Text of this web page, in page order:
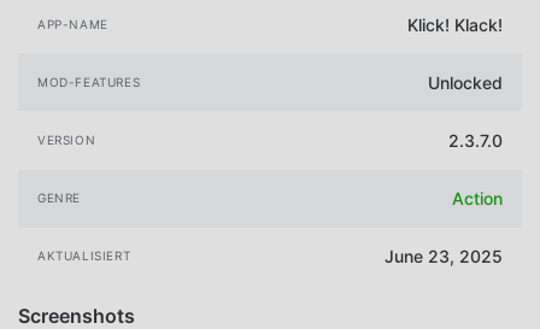
APP-NAME Klick! Klack!
MOD-FEATURES Unlocked
VERSION 2.3.7.0
GENRE Action
AKTUALISIERT June 23, 2025
Screenshots